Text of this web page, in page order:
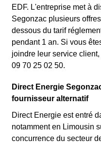
EDF. L'entreprise met à
Segonzac plusieurs
dessous du tarif
pendant 1 an. Si vous
joindre leur service
09 70 25 02 50.
Direct Energie
fournisseur alternatif
Direct Energie est entré
notamment en Limousin
concurrence du secteur